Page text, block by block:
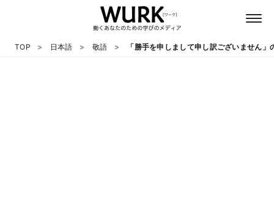
TOP 日本語 敬語 「勝手を申しまして申し訳ございません